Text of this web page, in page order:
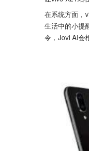
在系统方面，
生活中的小提
令，Jovi AI会